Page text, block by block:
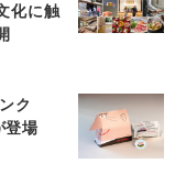
化に触
ク
登場